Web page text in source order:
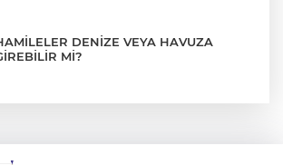
DENİZE VEYA HAVUZA
Mİ?